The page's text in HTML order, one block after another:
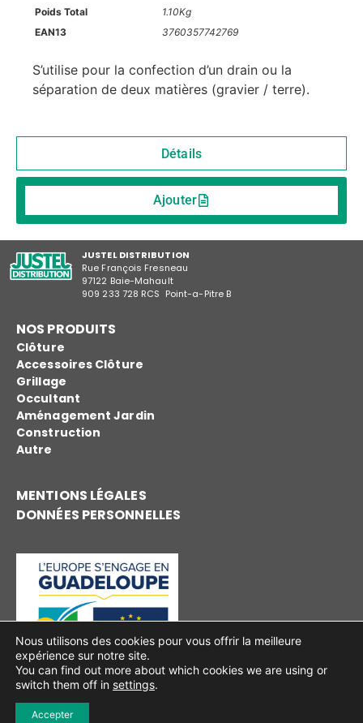
Poids Total
1.10Kg
EAN13
3760357742769
S’utilise pour la confection d’un drain ou la
séparation de deux matières (gravier / terre).
Détails
Ajouter
JUSTEL DISTRIBUTION
Rue François Fresneau
97122 Baie-Mahault
909 233 728 RCS Point-a-Pitre B
NOS PRODUITS
Clôture
Accessoires Clôture
Grillage
Occultant
Aménagement Jardin
Construction
Autre
MENTIONS LÉGALES
DONNÉES PERSONNELLES
2023 – 2026© Justel Distribution réalisé par
Nous utilisons des cookies pour vous offrir la meilleure
expérience sur notre site.
You can find out more about which cookies we are using or
switch them off in settings.
Accepter